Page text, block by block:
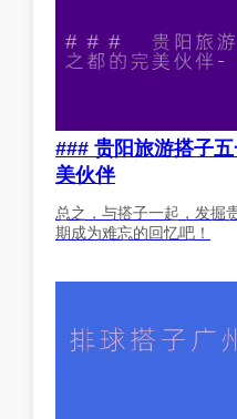
### 贵阳旅游搭子
美伙伴
总之，与搭子一起，发掘
期成为难忘的回忆吧！